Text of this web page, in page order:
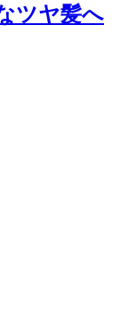
ツヤ髪へ